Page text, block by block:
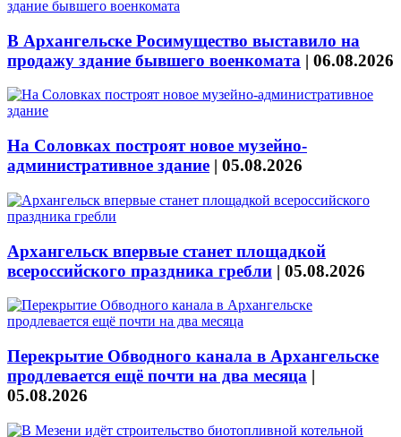
В Архангельске Росимущество выставило на
продажу здание бывшего военкомата | 06.08.2026
На Соловках построят новое музейно-
административное здание | 05.08.2026
Архангельск впервые станет площадкой
всероссийского праздника гребли | 05.08.2026
Перекрытие Обводного канала в Архангельске
продлевается ещё почти на два месяца |
05.08.2026